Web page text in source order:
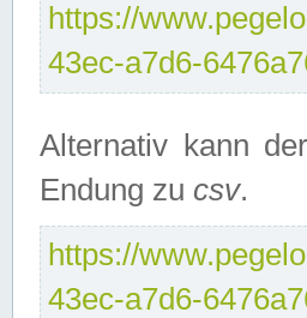
https://
43ec-a7d6-
Alternativ kann
Endung zu csv.
https://
43ec-a7d6-